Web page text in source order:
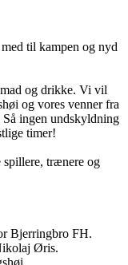
til kampen og nyd
og drikke. Vi vil
og vores venner fra
ingen undskyldning
timer!
spillere, trænere og
Bjerringbro FH.
Øris.